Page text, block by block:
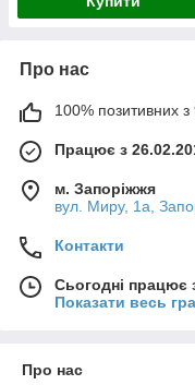
Про нас
100% позитивних з
Працює з
м. Запоріжжя
вул. Миру, 1а,
Контакти
Сьогодні працює
Показати весь
Про нас